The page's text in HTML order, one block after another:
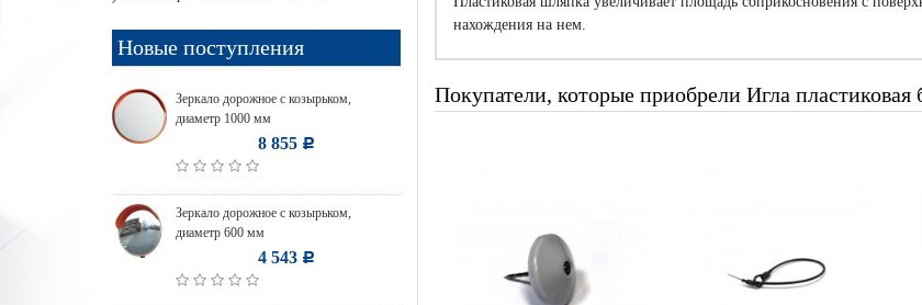
Новые поступления
Зеркало дорожное с козырьком,
диаметр 1000 мм
8 855 Р
Зеркало дорожное с козырьком,
диаметр 600 мм
4 543 Р
нахождения на нем.
Покупатели, которые приобрели Игла